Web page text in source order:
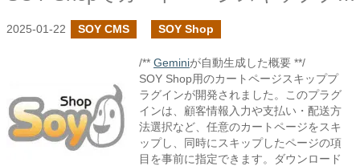
2025-01-22 SOY CMS SOY Shop
/** Geminiが自動生成した概要 **/
SOY Shop用のカートページスキッププ
ラグインが開発されました。このプラグ
インは、顧客情報入力や支払い・配送方
法選択など、任意のカートページをスキ
ップし、同時にスキップしたページの項
目を事前に指定できます。ダウンロード